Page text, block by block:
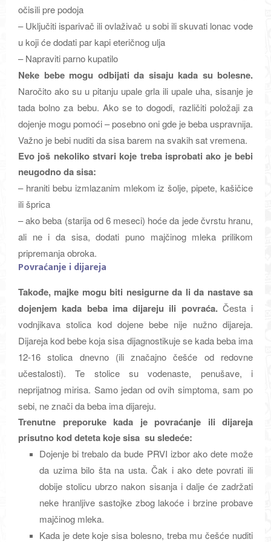
očisili pre podoja
– Uključiti isparivač ili ovlaživač u sobi ili skuvati lonac vode
u koji će dodati par kapi eteričnog ulja
– Napraviti parno kupatilo
Neke bebe mogu odbijati da sisaju kada su bolesne.
Naročito ako su u pitanju upale grla ili upale uha, sisanje je
tada bolno za bebu. Ako se to dogodi, različiti položaji za
dojenje mogu pomoći – posebno oni gde je beba uspravnija.
Važno je bebi nuditi da sisa barem na svakih sat vremena.
Evo još nekoliko stvari koje treba isprobati ako je bebi
neugodno da sisa:
– hraniti bebu izmlazanim mlekom iz šolje, pipete, kašičice
ili šprica
– ako beba (starija od 6 meseci) hoće da jede čvrstu hranu,
ali ne i da sisa, dodati puno majčinog mleka prilikom
pripremanja obroka.
Povraćanje i dijareja
Takođe, majke mogu biti nesigurne da li da nastave sa
dojenjem kada beba ima dijareju ili povraća.Česta i
vodnjikava stolica kod dojene bebe nije nužno dijareja.
Dijareja kod bebe koja sisa dijagnostikuje se kada beba ima
12-16 stolica dnevno (ili značajno češće od redovne
učestalosti). Te stolice su vodenaste, penušave, i
neprijatnog mirisa. Samo jedan od ovih simptoma, sam po
sebi, ne znači da beba ima dijareju.
Trenutne preporuke kada je povraćanje ili dijareja
prisutno kod deteta koje sisa su sledeće:
Dojenje bi trebalo da bude PRVI izbor ako dete može
da uzima bilo šta na usta. Čak i ako dete povrati ili
dobije stolicu ubrzo nakon sisanja i dalje će zadržati
neke hranljive sastojke zbog lakoće i brzine probave
majčinog mleka.
Kada je dete koje sisa bolesno, treba mu češće nuditi